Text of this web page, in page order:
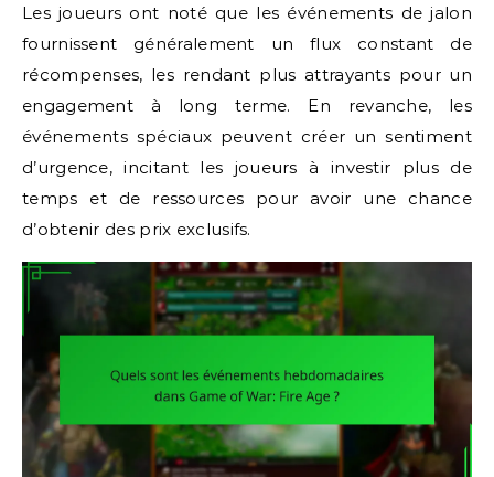
Les joueurs ont noté que les événements de jalon
fournissent généralement un flux constant de
récompenses, les rendant plus attrayants pour un
engagement à long terme. En revanche, les
événements spéciaux peuvent créer un sentiment
d’urgence, incitant les joueurs à investir plus de
temps et de ressources pour avoir une chance
d’obtenir des prix exclusifs.